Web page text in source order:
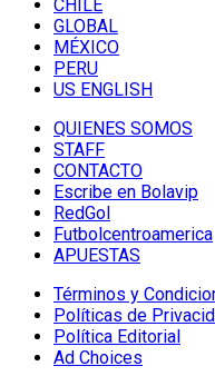
CHILE
GLOBAL
MÉXICO
PERU
US ENGLISH
QUIENES SOMOS
STAFF
CONTACTO
Escribe en Bolavip
RedGol
Futbolcentroamerica
APUESTAS
Términos y
Políticas de
Política Editorial
Ad Choices